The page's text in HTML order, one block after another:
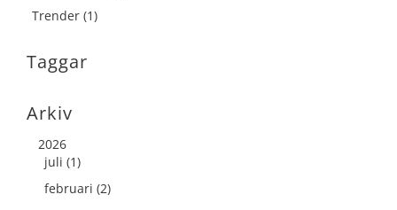
Trender (1)
Taggar
Arkiv
2026
juli (1)
februari (2)